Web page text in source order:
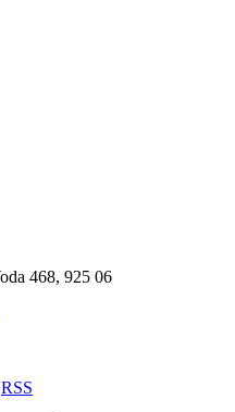
468, 925 06
RSS